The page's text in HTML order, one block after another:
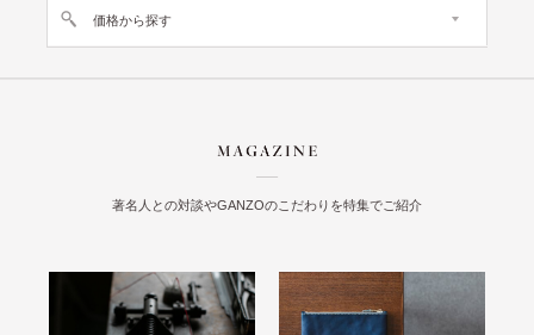
価格から探す
著名人との対談やGANZOのこだわりを特集でご紹介